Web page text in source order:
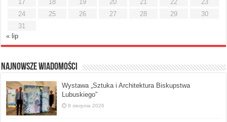
17
18 19 20 21 22
23
24
25 26 27 28 29
30
31
« lip
Najnowsze Wiadomości
Wystawa „Sztuka i Architektura Biskupstwa
Lubuskiego”
8 sierpnia 2026